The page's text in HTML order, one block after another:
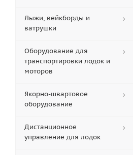
Лыжи, вейкборды и
ватрушки
Оборудование для
транспортировки лодок и
моторов
Якорно-швартовое
оборудование
Дистанционное
управление для лодок